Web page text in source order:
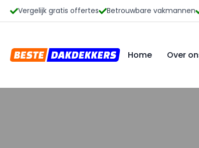
Vergelijk gratis offertes Betrouwbare vakmannen
Home Over